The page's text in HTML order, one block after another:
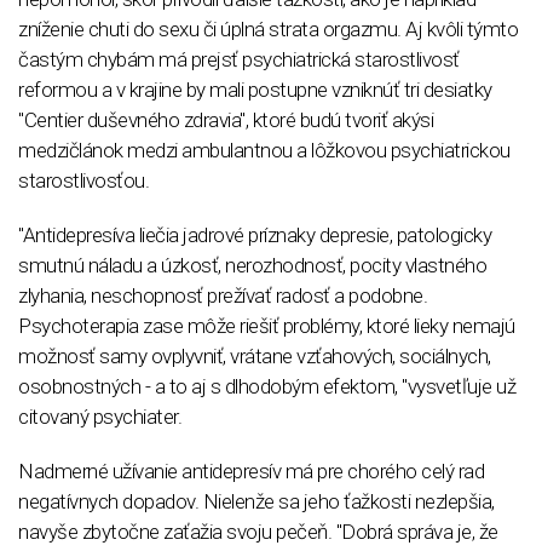
zníženie chuti do sexu či úplná strata orgazmu. Aj kvôli týmto
častým chybám má prejsť psychiatrická starostlivosť
reformou a v krajine by mali postupne vzniknúť tri desiatky
"Centier duševného zdravia", ktoré budú tvoriť akýsi
medzičlánok medzi ambulantnou a lôžkovou psychiatrickou
starostlivosťou.
"Antidepresíva liečia jadrové príznaky depresie, patologicky
smutnú náladu a úzkosť, nerozhodnosť, pocity vlastného
zlyhania, neschopnosť prežívať radosť a podobne.
Psychoterapia zase môže riešiť problémy, ktoré lieky nemajú
možnosť samy ovplyvniť, vrátane vzťahových, sociálnych,
osobnostných - a to aj s dlhodobým efektom, "vysvetľuje už
citovaný psychiater.
Nadmerné užívanie antidepresív má pre chorého celý rad
negatívnych dopadov. Nielenže sa jeho ťažkosti nezlepšia,
navyše zbytočne zaťažia svoju pečeň. "Dobrá správa je, že